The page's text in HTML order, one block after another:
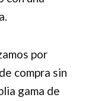
por
compra sin
gama de